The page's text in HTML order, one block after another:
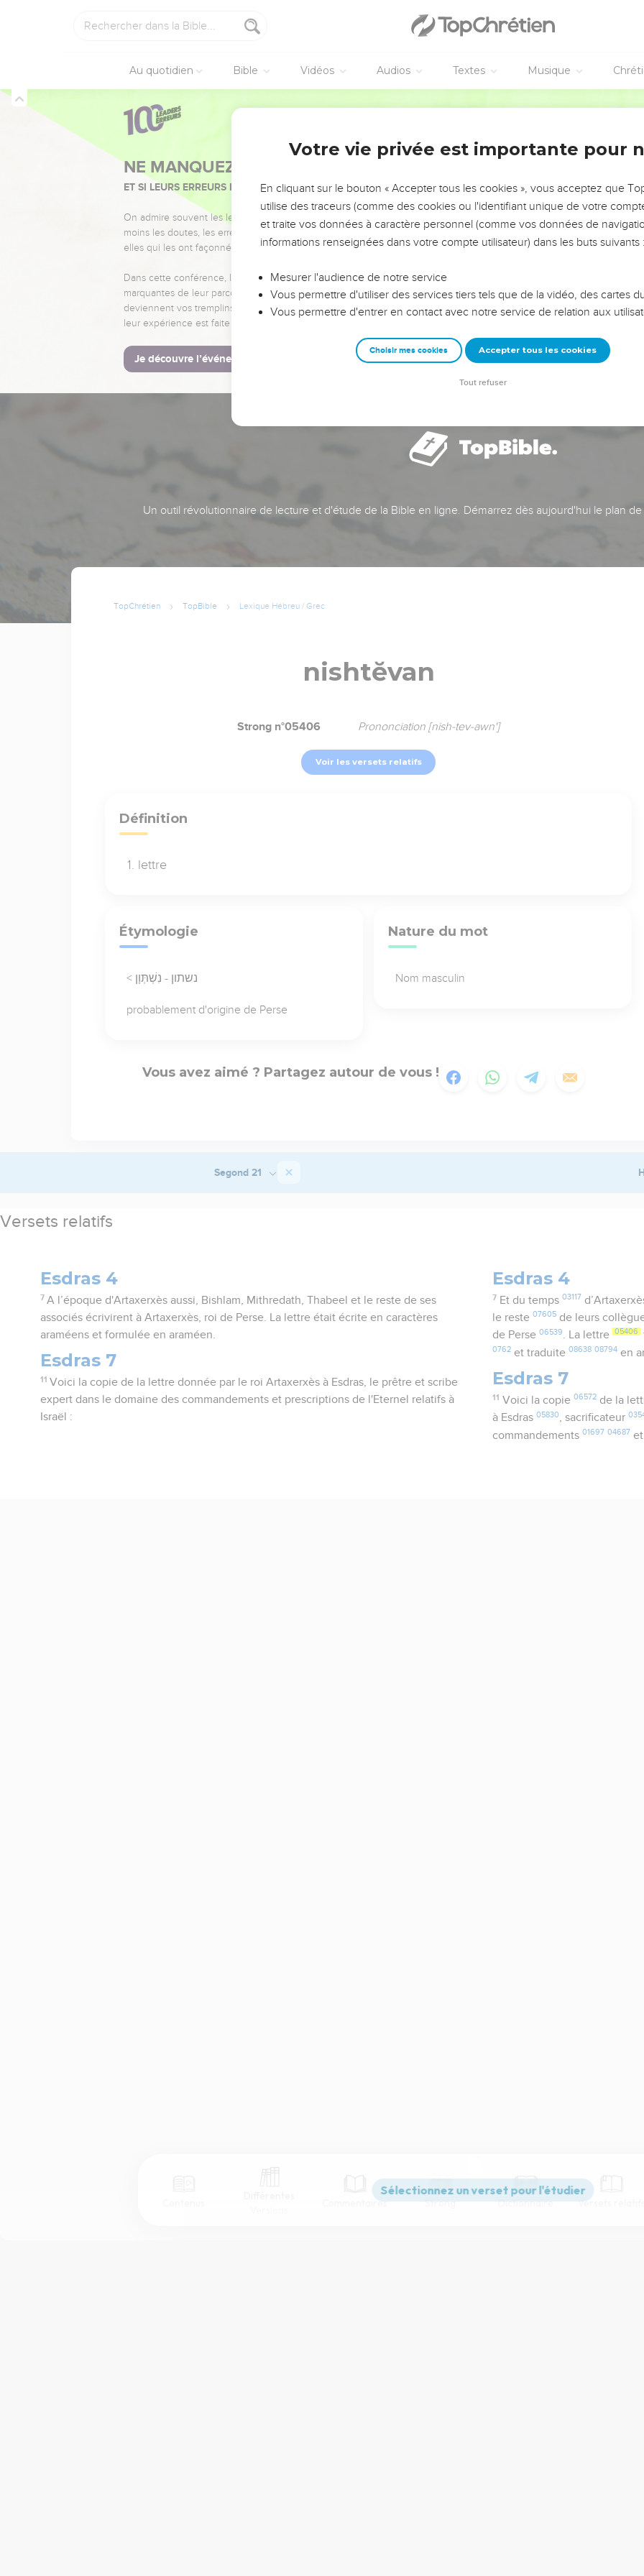
Au quotidien Bible Vidéos Audios Textes Musique
NE MANQUEZ PAS L’ÉVÉNEMENT DE L’ANNÉE !
ET SI LEURS ERREURS POUVAIENT VOUS ÉVITER LES VOTRES ?
On admire souvent les leaders pour leurs réussites, leur impact, leur foi ou leur vision. Mais on voit
moins les doutes, les erreurs et les saisons difficiles qu'ils ont traversés, alors même que ce sont
elles qui les ont façonnés.
Dans cette conférence, leaders, entrepreneurs, et responsables reviennent sur les erreurs
marquantes de leur parcours et les clés pour avancer avec plus de sagesse afin que leurs erreurs
deviennent vos tremplins. Que vous guidiez un ministère, une équipe, un groupe ou une famille,
leur expérience est faite pour vous.
Je découvre l’événement
Un outil révolutionnaire de lecture et d'étude de la Bible en ligne. Démarrez dès aujourd'hui le plan
TopChrétien TopBible Lexique Hébreu / Grec
nishtĕvan
Strong n°05406 Prononciation [nish-tev-awn']
Voir les versets relatifs
Définition
lettre
Étymologie
< נשתון - נִשְׁתְּוָן
probablement d'origine de Perse
Nature du mot
Nom masculin
Vous avez aimé ? Partagez autour de vous !
Commentaires Strong Dictionnaire Versets relatifs
Segond 21
Versets relatifs
Esdras 4
7 A l’époque d'Artaxerxès aussi, Bishlam, Mithredath, Thabeel et le reste de ses
associés écrivirent à Artaxerxès, roi de Perse. La lettre était écrite en caractères
araméens et formulée en araméen.
Esdras 7
11 Voici la copie de la lettre donnée par le roi Artaxerxès à Esdras, le prêtre et scribe
expert dans le domaine des commandements et prescriptions de l'Eternel relatifs à
Israël :
Esdras 4
7 Et du temps 03117
le reste07605 de leurs
de Perse06539. La lettre 05406
0762 et traduite08638 08794 en
Esdras 7
11 Voici la copie 06572de la
à Esdras05830, sacrificateur
commandements01697 04687
Votre vie privée est importante pour
En cliquant sur le bouton « Accepter tous les cookies », vous acceptez que
utilise des traceurs (comme des cookies ou l'identifiant unique de votre
et traite vos données à caractère personnel (comme vos données de
informations renseignées dans votre compte utilisateur) dans les buts suivants :
Mesurer l'audience de notre service
Vous permettre d'utiliser des services tiers tels que de la vidéo, des cartes
Vous permettre d'entrer en contact avec notre service de relation aux
Choisir mes cookies Accepter tous les cookies
Tout refuser